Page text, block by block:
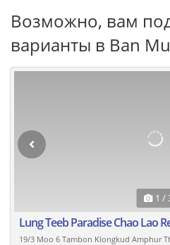
Возможно, вам
варианты в Ban
1 /
Lung Teeb Paradise Chao Lao
19/3 Moo 6 Tambon Klongkud Amphur